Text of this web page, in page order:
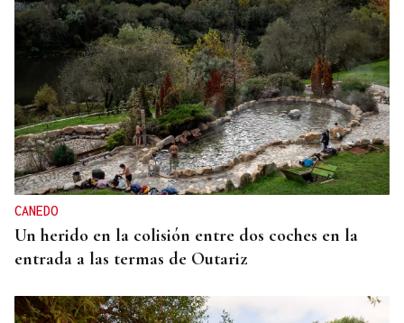
CANEDO
Un herido en la colisión entre dos coches en la
entrada a las termas de Outariz